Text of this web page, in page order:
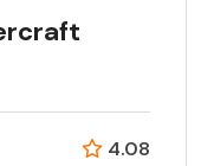
4.08